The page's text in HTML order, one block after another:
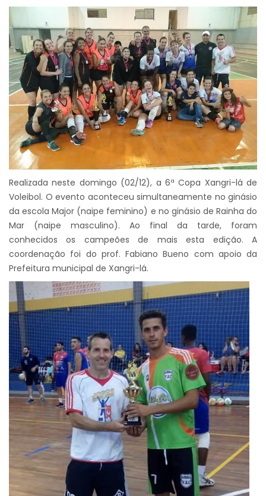
Realizada neste domingo (02/12), a 6ª Copa Xangri-lá de
Voleibol. O evento aconteceu simultaneamente no ginásio
da escola Major (naipe feminino) e no ginásio de Rainha do
Mar (naipe masculino). Ao final da tarde, foram
conhecidos os campeões de mais esta edição. A
coordenação foi do prof. Fabiano Bueno com apoio da
Prefeitura municipal de Xangri-lá.